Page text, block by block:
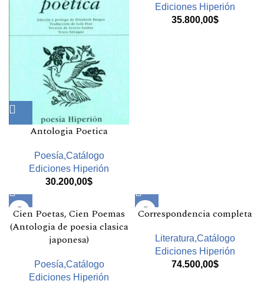
Antologia Poetica
Poesía,Catálogo
Ediciones Hiperión
30.200,00$
Ediciones Hiperión
35.800,00$
Cien Poetas, Cien Poemas
(Antologia de poesia clasica
japonesa)
Poesía,Catálogo
Ediciones Hiperión
Correspondencia completa
Literatura,Catálogo
Ediciones Hiperión
74.500,00$